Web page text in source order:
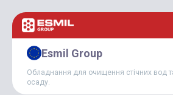
Опис
Esmil Group
Обладнання для очищення стічних вод
осаду.